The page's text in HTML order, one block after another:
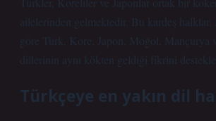
ailelerinden gelmektedir. Bu kardeş
göre Türk, Kore, Japon, Moğol, Mançurya
dillerinin aynı kökten geldiği fikrini
Türkçeye en yakın dil